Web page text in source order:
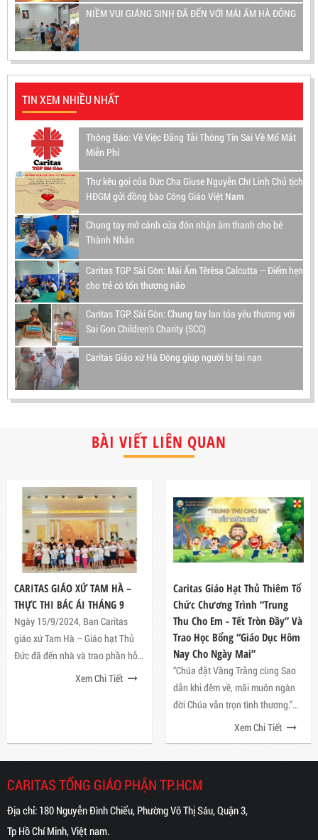
NIỀM VUI GIÁNG SINH ĐÃ ĐẾN VỚI MÁI ẤM HÀ ĐÔNG
TIN XEM NHIỀU NHẤT
Thông Báo: Về Việc Đăng Tải Thông Tin Sai Về Mổ Mắt
Miễn Phí
Thư kêu gọi của Đức Cha Giuse Nguyễn Chí Linh Chủ tịch
HĐGM gửi đồng bào Công Giáo Việt Nam
Chung tay mở cánh cửa đón nhận âm thanh cho bé
Thành Nhân
Caritas TGP Sài Gòn: Mái Ấm Têrêsa Calcutta – Điểm hẹn
cho trẻ có tổn thương não
Caritas TGP Sài Gòn: Chung tay lan tỏa yêu thương với
Sai Gon Children's Charity (SCC)
Caritas Giáo xứ Hà Đông giúp người bị tai nạn
BÀI VIẾT LIÊN QUAN
GIÁO XỨ TAM HÀ –
BÁC ÁI THÁNG 9
2024, Ban Caritas
Hà – Giáo hạt Thủ
nhà và trao phần hỗ
Caritas Giáo Hạt Thủ Thiêm Tổ
Chức Chương Trình “Trung
Thu Cho Em - Tết Tròn Đầy” Và
Trao Học Bổng “Giáo Dục Hôm
Nay Cho Ngày Mai”
“Chúa đặt Vầng Trăng cùng Sao
dẫn khi đêm về, mãi muôn ngàn
đời Chúa vẫn trọn tình thương.”
Ban
Sức
“Chỉ có
ta có
động để
CARITAS TỔNG GIÁO PHẬN TP.HCM
Địa chỉ: 180 Nguyễn Đình Chiểu, Phường Võ Thị Sáu, Quận 3,
Tp Hồ Chí Minh, Việt nam.